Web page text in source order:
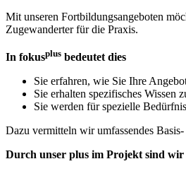
Mit unseren Fortbildungsangeboten
Zugewanderter für die Praxis.
In fokusplus bedeutet dies
Sie erfahren, wie Sie Ihre
Sie erhalten spezifisches Wissen
Sie werden für spezielle
Dazu vermitteln wir umfassendes
Durch unser plus im Projekt sind